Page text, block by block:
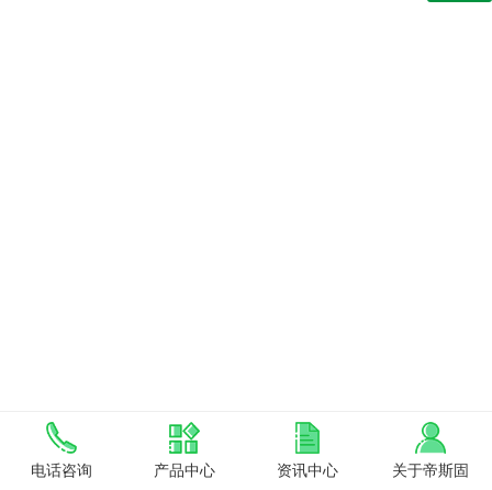
电话咨询 产品中心 资讯中心 关于帝斯固